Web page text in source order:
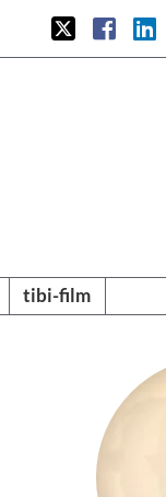
tibi-film